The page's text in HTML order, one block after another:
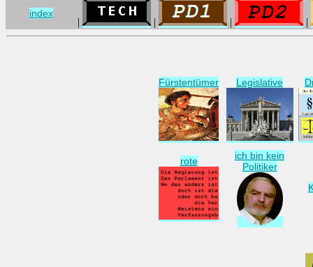
index
| | | |
Fürstentümer Legislative
rote
ich bin kein
Politiker